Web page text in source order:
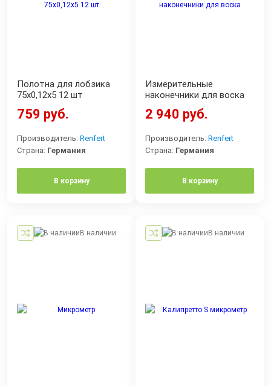
Полотна для лобзика
75х0,12х5 12 шт
759 руб.
Производитель: Renfert
Страна: Германия
В корзину
Измерительные
наконечники для воска
2 940 руб.
Производитель: Renfert
Страна: Германия
В корзину
В наличии В наличии